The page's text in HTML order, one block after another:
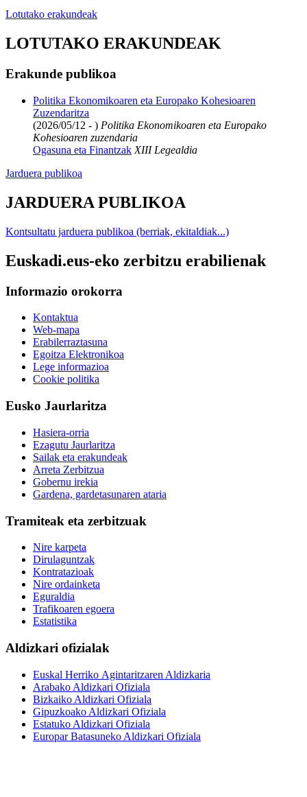
Lotutako erakundeak
LOTUTAKO ERAKUNDEAK
Erakunde publikoa
Politika Ekonomikoaren eta Europako Kohesioaren
Zuzendaritza
(2026/05/12 - ) Politika Ekonomikoaren eta Europako
Kohesioaren zuzendaria
Ogasuna eta Finantzak XIII Legealdia
Jarduera publikoa
JARDUERA PUBLIKOA
Kontsultatu jarduera publikoa (berriak, ekitaldiak...)
Euskadi.eus-eko zerbitzu erabilienak
Informazio orokorra
Kontaktua
Web-mapa
Erabilerraztasuna
Egoitza Elektronikoa
Lege informazioa
Cookie politika
Eusko Jaurlaritza
Hasiera-orria
Ezagutu Jaurlaritza
Sailak eta erakundeak
Arreta Zerbitzua
Gobernu irekia
Gardena, gardetasunaren ataria
Tramiteak eta zerbitzuak
Nire karpeta
Dirulaguntzak
Kontratazioak
Nire ordainketa
Eguraldia
Trafikoaren egoera
Estatistika
Aldizkari ofizialak
Euskal Herriko Agintaritzaren Aldizkaria
Arabako Aldizkari Ofiziala
Bizkaiko Aldizkari Ofiziala
Gipuzkoako Aldizkari Ofiziala
Estatuko Aldizkari Ofiziala
Europar Batasuneko Aldizkari Ofiziala